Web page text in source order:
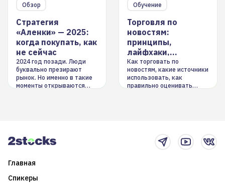
Обзор
Стратегия
«Аленки» — 2025:
когда покупать, как
не сейчас
2024 год позади. Люди
буквально презирают
рынок. Но именно в такие
моменты открываются
Обучение
Торговля по
новостям:
принципы,
лайфхаки,
инструменты
Как торговать по
новостям, какие источники
использовать, как
правильно оценивать
Главная
Спикеры